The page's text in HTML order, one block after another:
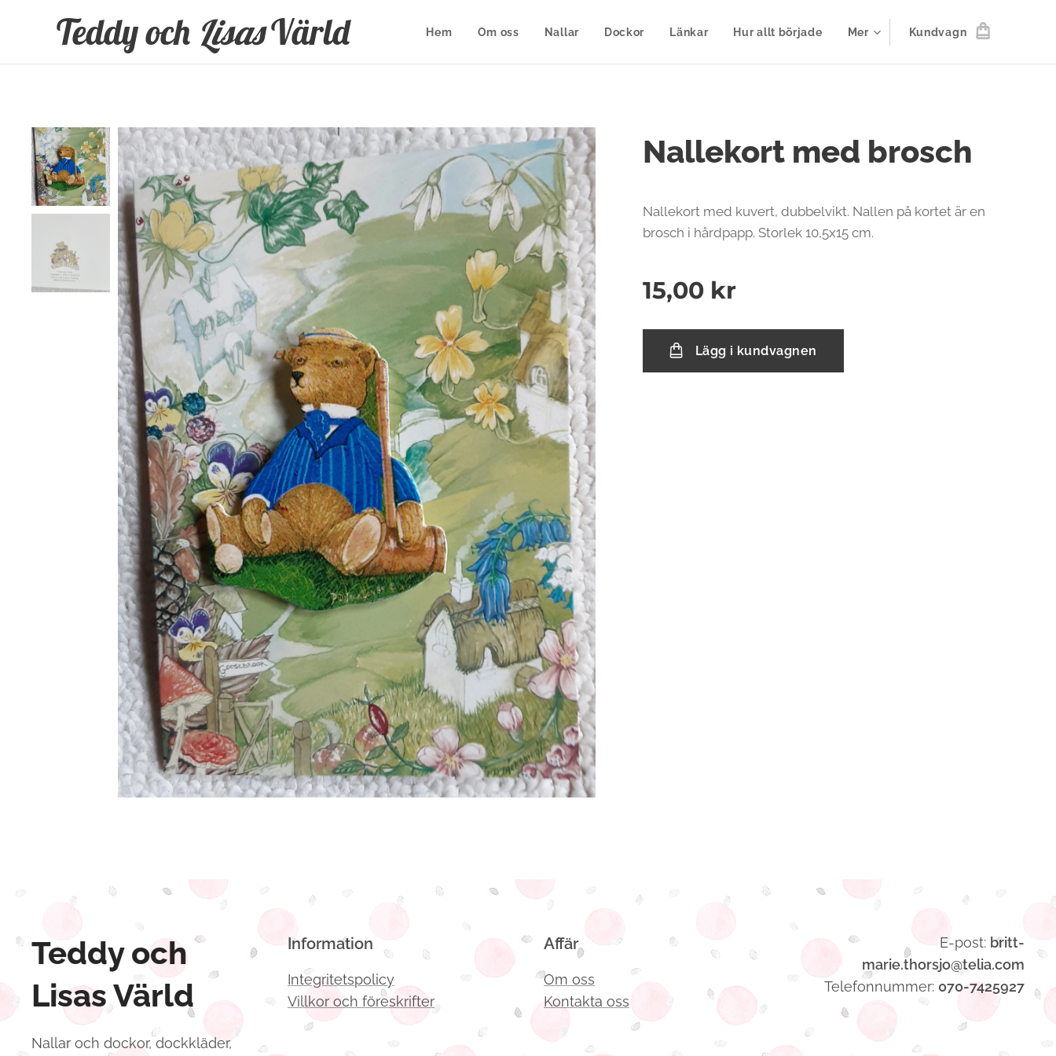
Teddy och LisasVärld Hem Om oss Nallar Dockor Länkar Hur allt började Mer Kundvagn
Nallekort med brosch
Nallekort med kuvert, dubbelvikt. Nallen på kortet är en
brosch i hårdpapp. Storlek 10,5x15 cm.
15,00 kr
Lägg i kundvagnen
Teddy och
Lisas Värld
Nallar och dockor, dockkläder,
Information
Integritetspolicy
Villkor och föreskrifter
Affär
Om oss
Kontakta oss
E-post: britt-
marie.thorsjo@telia.com
Telefonnummer: 070-7425927